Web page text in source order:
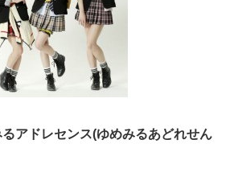
アドレセンス(ゆめみるあどれせん